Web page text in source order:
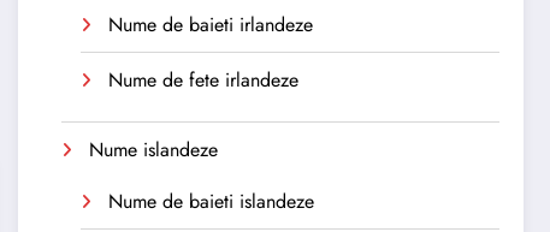
Nume de baieti irlandeze
Nume de fete irlandeze
Nume islandeze
Nume de baieti islandeze